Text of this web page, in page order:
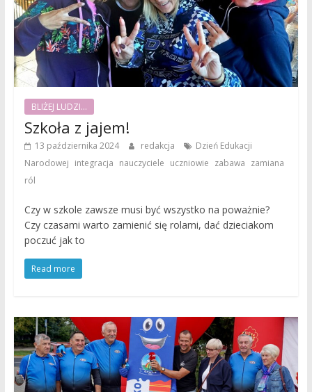
BLIŻEJ LUDZI...
Szkoła z jajem!
13 października 2024 redakcja
Dzień Edukacji
Narodowej integracja nauczyciele uczniowie zabawa zamiana
ról
Czy w szkole zawsze musi być wszystko na poważnie?
Czy czasami warto zamienić się rolami, dać dzieciakom
poczuć jak to
Read more